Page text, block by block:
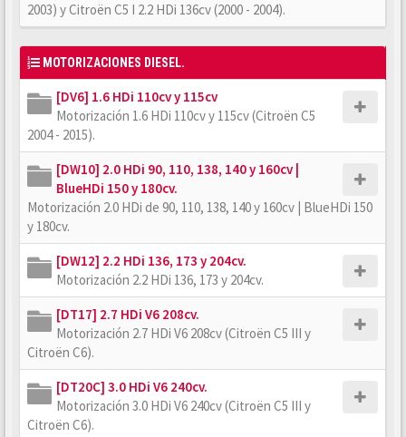
2003) y Citroën C5 I 2.2 HDi 136cv (2000 - 2004).
MOTORIZACIONES DIESEL.
[DV6] 1.6 HDi 110cv y 115cv
Motorización 1.6 HDi 110cv y 115cv (Citroën C5
2004 - 2015).
[DW10] 2.0 HDi 90, 110, 138, 140 y 160cv |
BlueHDi 150 y 180cv.
Motorización 2.0 HDi de 90, 110, 138, 140 y 160cv | BlueHDi 150
y 180cv.
[DW12] 2.2 HDi 136, 173 y 204cv.
Motorización 2.2 HDi 136, 173 y 204cv.
[DT17] 2.7 HDi V6 208cv.
Motorización 2.7 HDi V6 208cv (Citroën C5 III y
Citroën C6).
[DT20C] 3.0 HDi V6 240cv.
Motorización 3.0 HDi V6 240cv (Citroën C5 III y
Citroën C6).